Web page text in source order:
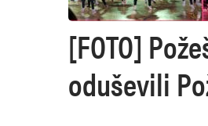
[FOTO]
oduševili